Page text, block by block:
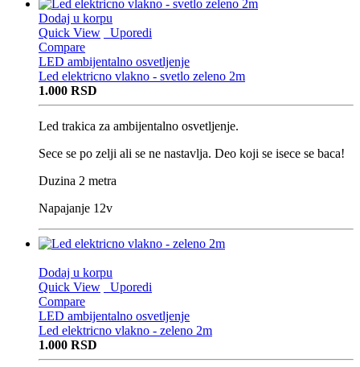
Dodaj u korpu
Quick View
Uporedi
Compare
LED ambijentalno osvetljenje
Led elektricno vlakno - svetlo zeleno 2m
1.000 RSD
Led trakica za ambijentalno osvetljenje.
Sece se po zelji ali se ne nastavlja. Deo koji se isece se baca!
Duzina 2 metra
Napajanje 12v
Dodaj u korpu
Quick View
Uporedi
Compare
LED ambijentalno osvetljenje
Led elektricno vlakno - zeleno 2m
1.000 RSD